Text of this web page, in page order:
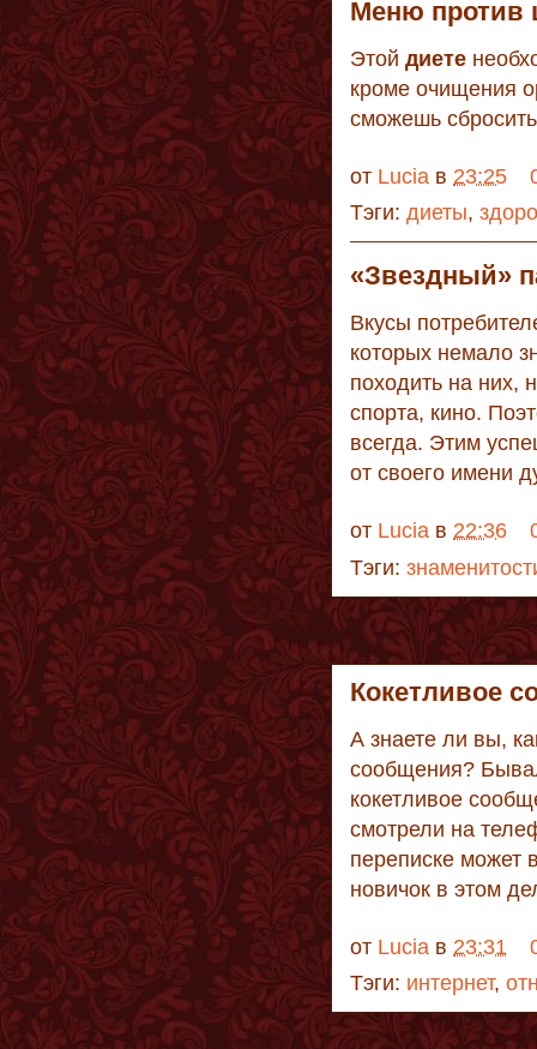
Меню против
Этой диете
кроме очищения
сможешь
от Lucia в 23:25
Тэги: диеты,
«Звездный»
Вкусы
которых немало
походить на них,
спорта, кино.
всегда. Этим
от своего имени
от Lucia в 22:36
Тэги:
Кокетливое
А знаете ли вы,
сообщения?
кокетливое
смотрели на
переписке может
новичок в этом
от Lucia в 23:31
Тэги: интернет,